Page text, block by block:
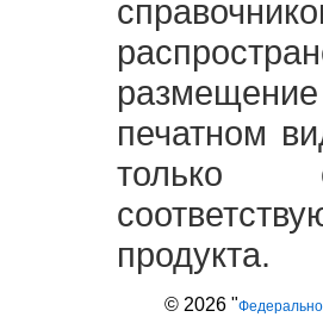
печатном
только
продукта.
© 2026 "